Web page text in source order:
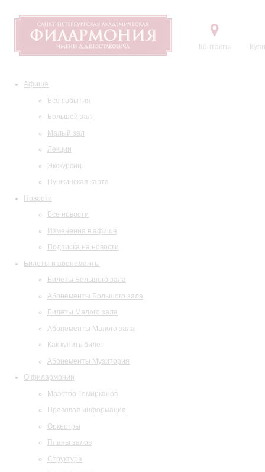
Контакты
Афиша
Все события
Большой зал
Малый зал
Лекции
Экскурсии
Пушкинская карта
Новости
Все новости
Изменения в афише
Подписка на новости
Билеты и абонементы
Билеты Большого зала
Абонементы Большого зала
Билеты Малого зала
Абонементы Малого зала
Как купить билет
Абонементы Музитория
О филармонии
Маэстро Темирканов
Правовая информация
Оркестры
Планы залов
Структура